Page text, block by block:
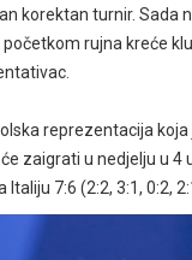
korektan turnir. Sada
rujna kreće
reprezentacija
zaigrati u nedjelju u 4
7:6 (2:2, 3:1, 0:2,